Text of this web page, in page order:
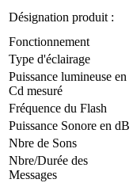
Désignation produit :
Fonctionnement
Type d'éclairage
Puissance lumineuse en
Cd mesuré
Fréquence du Flash
Puissance Sonore en dB
Nbre de Sons
Nbre/Durée des
Messages